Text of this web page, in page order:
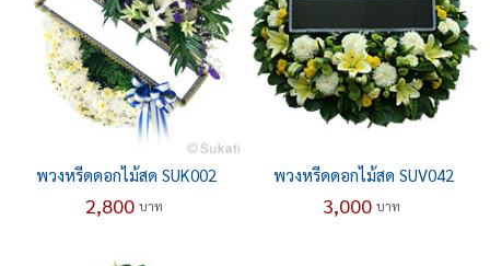
พวงหรีดดอกไม้สด SUK002
2,800 บาท
พวงหรีดดอกไม้สด SUV042
3,000 บาท